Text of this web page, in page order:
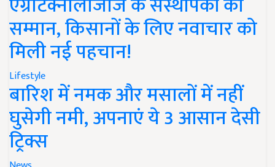
सम्मान, किसानों के लिए नवाचार को
मिली नई पहचान!
Lifestyle
बारिश में नमक और मसालों में नहीं
घुसेगी नमी, अपनाएं ये 3 आसान देसी
ट्रिक्स